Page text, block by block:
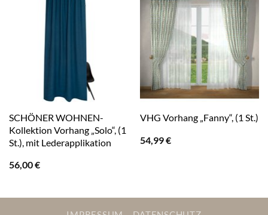
SCHÖNER WOHNEN-
Kollektion Vorhang „Solo“, (1
St.), mit Lederapplikation
56,00€
VHG Vorhang „Fanny“, (1 St.)
54,99€